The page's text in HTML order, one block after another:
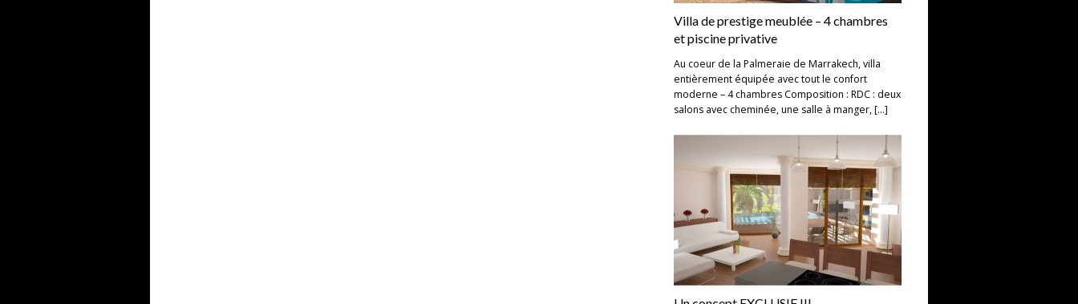
Villa de prestige meublée – 4 chambres
et piscine privative
Au coeur de la Palmeraie de Marrakech, villa
entièrement équipée avec tout le confort
moderne – 4 chambres Composition : RDC : deux
salons avec cheminée, une salle à manger, […]